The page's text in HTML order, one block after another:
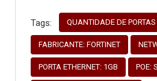
Tags: QUANTIDADE DE
FABRICANTE: FORTINET
PORTA ETHERNET: 1GB POE: